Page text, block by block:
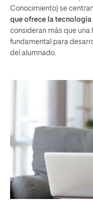
Conocimiento) se
que ofrece la tecnología
consideran más que una
fundamental para
del alumnado.